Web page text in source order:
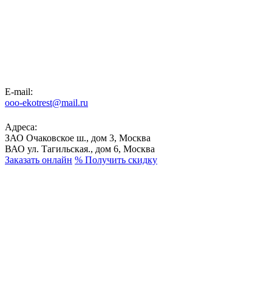
E-mail:
ooo-ekotrest@mail.ru
Адреса:
ЗАО Очаковское ш., дом 3, Москва
ВАО ул. Тагильская., дом 6, Москва
Заказать онлайн % Получить скидку